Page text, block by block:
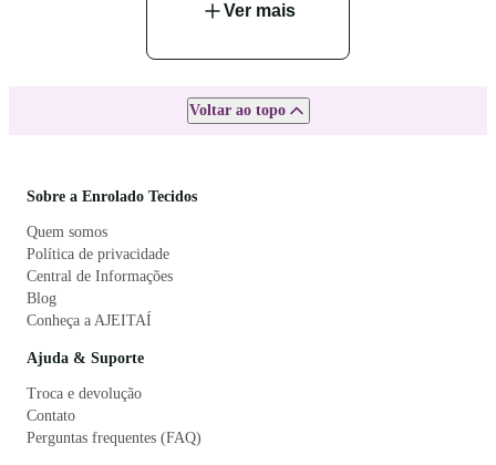
Ver mais
Voltar ao topo
Sobre a Enrolado Tecidos
Quem somos
Política de privacidade
Central de Informações
Blog
Conheça a AJEITAÍ
Ajuda & Suporte
Troca e devolução
Contato
Perguntas frequentes (FAQ)